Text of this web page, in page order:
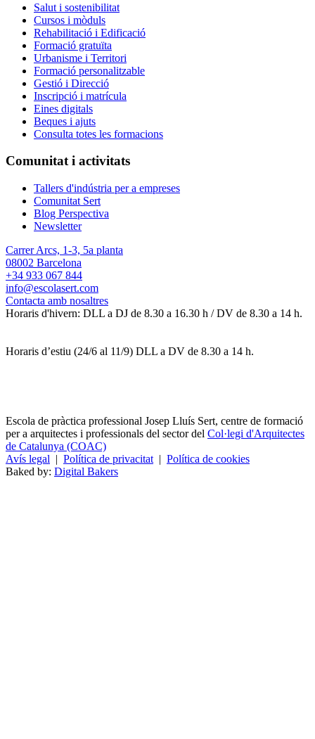
Salut i sostenibilitat
Cursos i mòduls
Rehabilitació i Edificació
Formació gratuïta
Urbanisme i Territori
Formació personalitzable
Gestió i Direcció
Inscripció i matrícula
Eines digitals
Beques i ajuts
Consulta totes les formacions
Comunitat i activitats
Tallers d'indústria per a empreses
Comunitat Sert
Blog Perspectiva
Newsletter
Carrer Arcs, 1-3, 5a planta
08002 Barcelona
+34 933 067 844
info@escolasert.com
Contacta amb nosaltres
Horaris d'hivern: DLL a DJ de 8.30 a 16.30 h / DV de 8.30 a 14 h.
Horaris d’estiu (24/6 al 11/9) DLL a DV de 8.30 a 14 h.
Escola de pràctica professional Josep Lluís Sert, centre de formació
per a arquitectes i professionals del sector del Col·legi d'Arquitectes
de Catalunya (COAC)
Avís legal | Política de privacitat | Política de cookies
Baked by: Digital Bakers